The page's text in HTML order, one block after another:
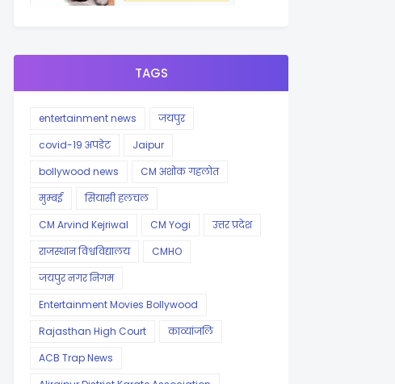
TAGS
entertainment news
जयपुर
covid-19 अपडेट
Jaipur
bollywood news
CM अशोक गहलोत
मुम्बई
सियासी हलचल
CM Arvind Kejriwal
CM Yogi
उत्तर प्रदेश
राजस्थान विश्वविद्यालय
CMHO
जयपुर नगर निगम
Entertainment Movies Bollywood
Rajasthan High Court
काव्यांजलि
ACB Trap News